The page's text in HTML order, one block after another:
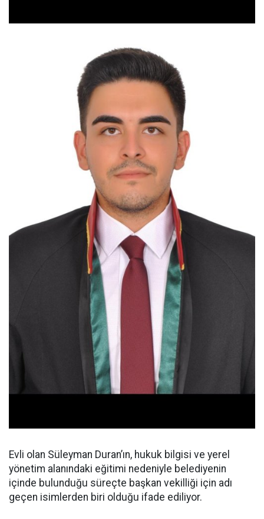
Evli olan Süleyman Duran’ın, hukuk bilgisi ve yerel
yönetim alanındaki eğitimi nedeniyle belediyenin
içinde bulunduğu süreçte başkan vekilliği için adı
geçen isimlerden biri olduğu ifade ediliyor.